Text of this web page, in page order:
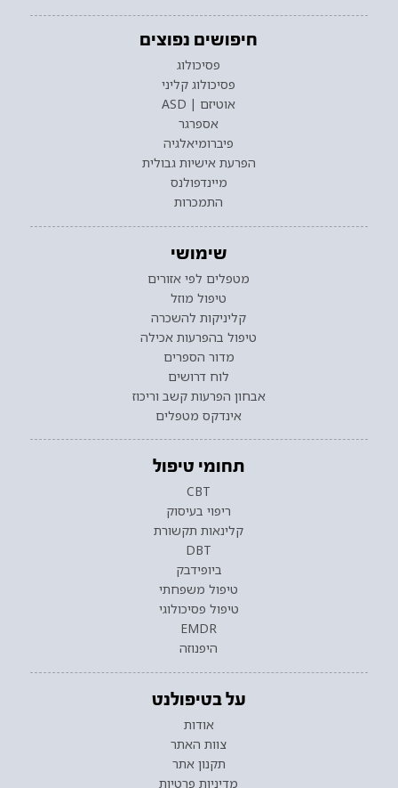
חיפושים נפוצים
פסיכולוג
פסיכולוג קליני
אוטיזם | ASD
אספרגר
פיברומיאלגיה
הפרעת אישיות גבולית
מיינדפולנס
התמכרות
שימושי
מטפלים לפי אזורים
טיפול מוזל
קליניקות להשכרה
טיפול בהפרעות אכילה
מדור הספרים
לוח דרושים
אבחון הפרעות קשב וריכוז
אינדקס מטפלים
תחומי טיפול
CBT
ריפוי בעיסוק
קלינאות תקשורת
DBT
ביופידבק
טיפול משפחתי
טיפול פסיכולוגי
EMDR
היפנוזה
על בטיפולנט
אודות
צוות האתר
תקנון אתר
מדיניות פרטיות